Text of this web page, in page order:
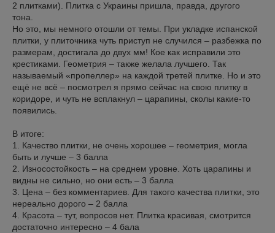
2 плитками). Плитка с Украины пришла, правда, другого
тона.
Но это, мы немного отошли от темы. При укладке испанской
плитки, у плиточника чуть приступ не случился – разбежка по
размерам, достигала до двух мм! Кое как исправили это
крестиками. Геометрия – также желала лучшего. Так
называемый «пропеллер» на каждой третей плитке. Но и это
ещё не всё – посмотрел я прямо сейчас на свою плитку в
коридоре, и чуть не всплакнул – царапины, сколы какие-то
появились.
В итоге:
1. Качество плитки, не очень хорошее – геометрия, могла
быть и лучше – 3 балла
2. Износостойкость – на среднем уровне. Хоть царапины и
видны не сильно, но они есть – 3 балла
3. Цена – без комментариев. Для такого качества плитки, это
нереально дорого – 2 балла
4. Красота – тут, вопросов нет. Плитка красивая, смотрится
достаточно интересно – 4 бала